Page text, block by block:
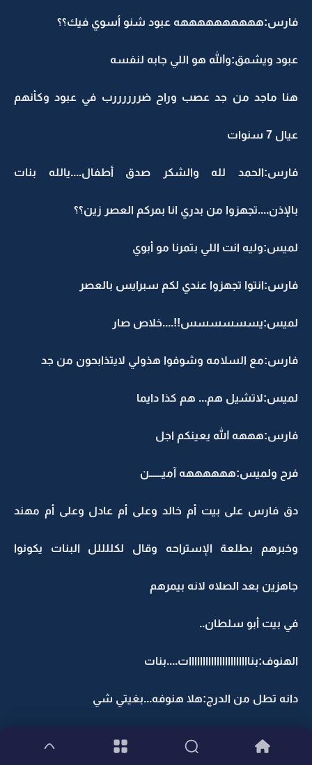
فارس:ههههههههههه عبود شنو أسوي فيك؟؟
عبود ويشمق:والله هو اللي جابه لنفسه
هنا ماجد من جد عصب وراح ضررررررب في عبود وكأنهم
عيال 7 سنوات
فارس:الحمد لله والشكر صدق أطفال....يالله بنات
بالإذن....تجهزوا من بدري انا بمركم العصر زين؟؟
لميس:وليه انت اللي بتمرنا مو أبوي
فارس:انتوا تجهزوا عندي لكم سبرايس بالعصر
لميس:يسسسسسس!!....خلاص صار
فارس:مع السلامه وشوفوا هذولي لايتذابحون من جد
لميس:لاتشيل هم... هم كذا دايما
فارس:هههه الله يعينكم اجل
فرح ولميس:ههههههه آميــــــن
دق فارس على بيت أم خالد وعلى أم عادل وعلى أم مهند
وخبرهم بطلعة الإستراحه وقال لكللللل البنات يكونوا
جاهزين بعد الصلاه لانه بيمرهم
في بيت أبو سلطان..
الهنوف:بناااااااااااااااااااااات....بنات
دانه تطل من الدرج:هلا هنوفه...بغيتي شي